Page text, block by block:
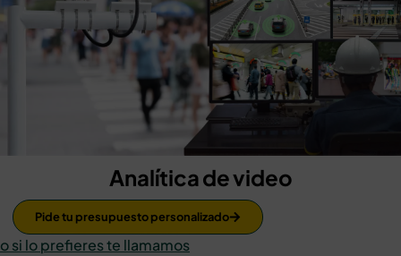
Analítica de video
Pide tu presupuesto personalizado
o si lo prefieres te llamamos